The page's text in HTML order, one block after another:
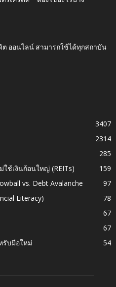
ต ออนไลน์ สามารถใช้ได้ทุกสถาบัน
3407
2314
285
ช้เงินก้อนใหญ่ (REITs)
159
vs. Debt Avalanche
97
Literacy)
78
67
67
รับมือใหม่
54